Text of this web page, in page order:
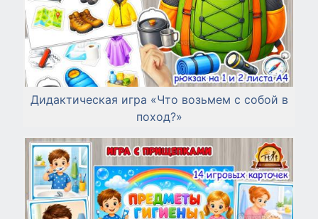
Дидактическая игра «Что возьмем с собой в
поход?»